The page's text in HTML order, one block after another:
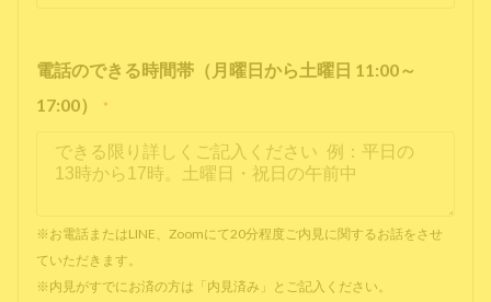
電話のできる時間帯（月曜日から土曜日 11:00～
17:00）
*
※お電話またはLINE、Zoomにて20分程度ご内見に関するお話をさせ
ていただきます。
※内見がすでにお済の方は「内見済み」とご記入ください。